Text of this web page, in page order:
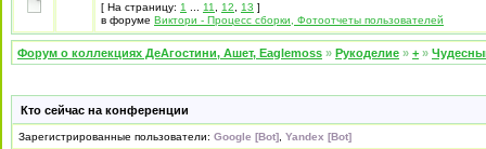
[ На страницу: 1 11 12 13 ]
в форуме Виктори - Процесс сборки, Фотоотчеты пользователей
Форум о коллекциях ДеАгостини, Ашет, Eaglemoss » Рукоделие » + »
Кто сейчас на конференции
Зарегистрированные пользователи: Google [Bot] Yandex [Bot]